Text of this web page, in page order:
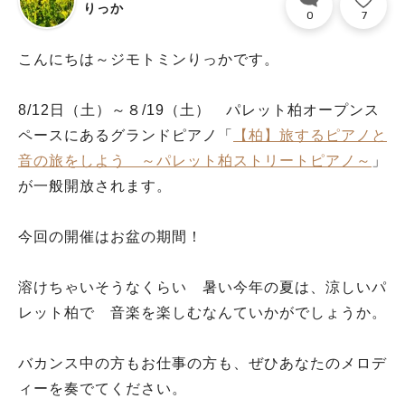
りっか 0 7
こんにちは～ジモトミンりっかです。
8/12日（土）～８/19（土） パレット柏オープンス
ペースにあるグランドピアノ「
【柏】旅するピアノと
音の旅をしよう ～パレット柏ストリートピアノ～ 」
が一般開放されます。
今回の開催はお盆の期間！
溶けちゃいそうなくらい 暑い今年の夏は、涼しいパ
レット柏で 音楽を楽しむなんていかがでしょうか。
バカンス中の方もお仕事の方も、ぜひあなたのメロデ
ィーを奏でてください。